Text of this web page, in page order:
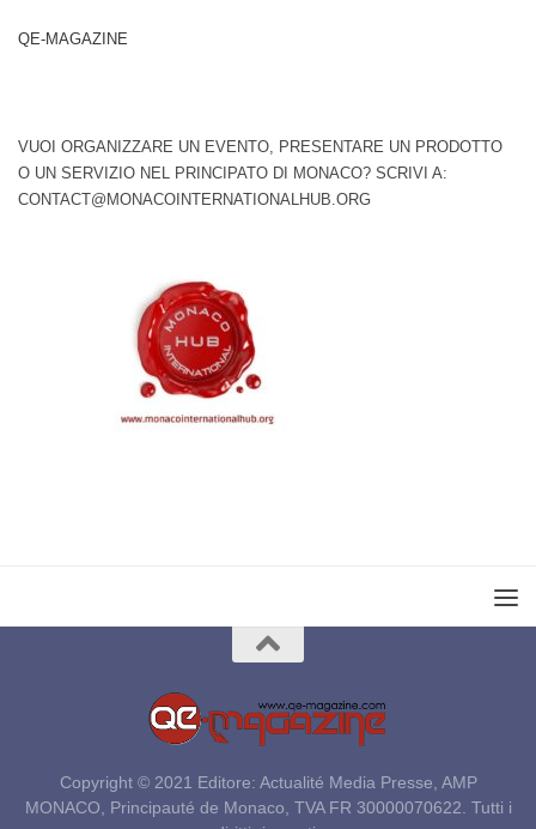
QE-MAGAZINE
VUOI ORGANIZZARE UN EVENTO, PRESENTARE UN PRODOTTO
O UN SERVIZIO NEL PRINCIPATO DI MONACO? SCRIVI A:
CONTACT@MONACOINTERNATIONALHUB.ORG
Copyright © 2021 Editore: Actualité Media Presse, AMP
MONACO, Principauté de Monaco, TVA FR 30000070622. Tutti i